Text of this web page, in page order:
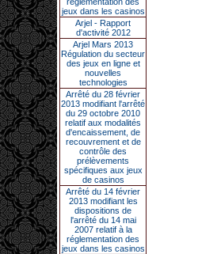
jeux dans les casinos
Arjel - Rapport
d'activité 2012
Arjel Mars 2013
Régulation du secteur
des jeux en ligne et
nouvelles
technologies
Arrêté du 28 février
2013 modifiant l'arrêté
du 29 octobre 2010
relatif aux modalités
d'encaissement, de
recouvrement et de
contrôle des
prélèvements
spécifiques aux jeux
de casinos
Arrêté du 14 février
2013 modifiant les
dispositions de
l'arrêté du 14 mai
2007 relatif à la
réglementation des
jeux dans les casinos